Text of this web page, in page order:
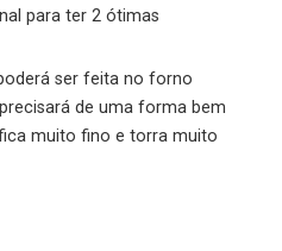
para ter 2 ótimas
ser feita no forno
de uma forma bem
muito fino e torra muito